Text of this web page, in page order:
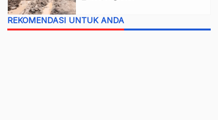
REKOMENDASI UNTUK ANDA